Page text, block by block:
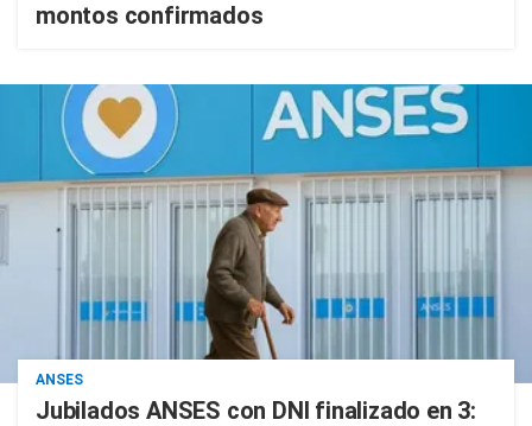
montos confirmados
ANSES
Jubilados ANSES con DNI finalizado en 3: